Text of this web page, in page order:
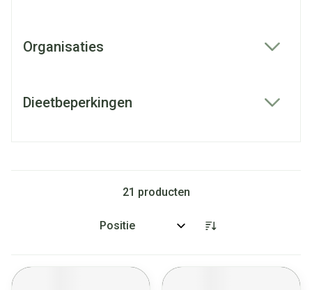
Organisaties
Dieetbeperkingen
21 producten
Sorteer op: